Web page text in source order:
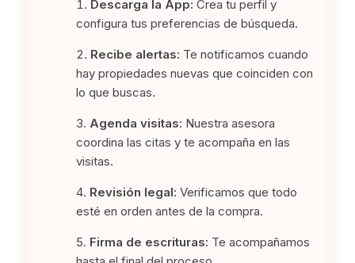
Descarga la App: Crea tu perfil y
configura tus preferencias de búsqueda.
Recibe alertas: Te notificamos cuando
hay propiedades nuevas que coinciden con
lo que buscas.
Agenda visitas: Nuestra asesora
coordina las citas y te acompaña en las
visitas.
Revisión legal: Verificamos que todo
esté en orden antes de la compra.
Firma de escrituras: Te acompañamos